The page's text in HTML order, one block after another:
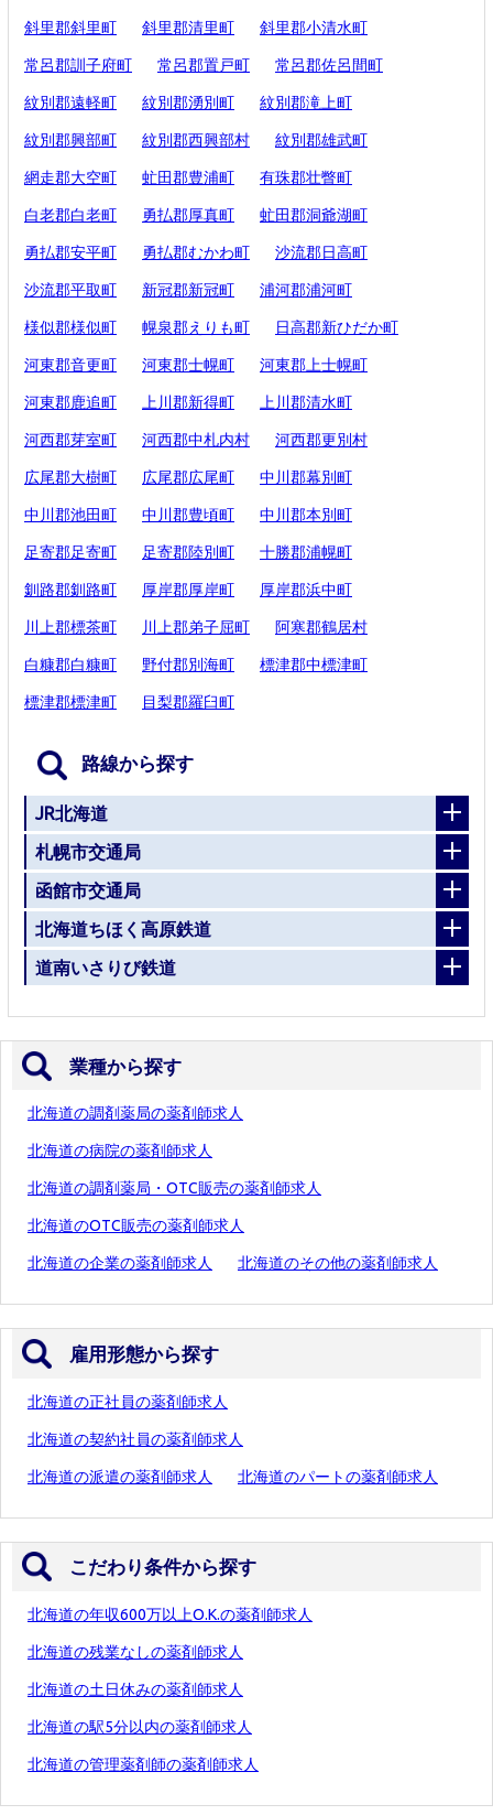
斜里郡斜里町 斜里郡清里町 斜里郡小清水町
常呂郡訓子府町 常呂郡置戸町 常呂郡佐呂間町
紋別郡遠軽町 紋別郡湧別町 紋別郡滝上町
紋別郡興部町 紋別郡西興部村 紋別郡雄武町
網走郡大空町 虻田郡豊浦町 有珠郡壮瞥町
白老郡白老町 勇払郡厚真町 虻田郡洞爺湖町
勇払郡安平町 勇払郡むかわ町 沙流郡日高町
沙流郡平取町 新冠郡新冠町 浦河郡浦河町
様似郡様似町 幌泉郡えりも町 日高郡新ひだか町
河東郡音更町 河東郡士幌町 河東郡上士幌町
河東郡鹿追町 上川郡新得町 上川郡清水町
河西郡芽室町 河西郡中札内村 河西郡更別村
広尾郡大樹町 広尾郡広尾町 中川郡幕別町
中川郡池田町 中川郡豊頃町 中川郡本別町
足寄郡足寄町 足寄郡陸別町 十勝郡浦幌町
釧路郡釧路町 厚岸郡厚岸町 厚岸郡浜中町
川上郡標茶町 川上郡弟子屈町 阿寒郡鶴居村
白糠郡白糠町 野付郡別海町 標津郡中標津町
標津郡標津町 目梨郡羅臼町
路線から探す
JR北海道
札幌市交通局
函館市交通局
北海道ちほく高原鉄道
道南いさりび鉄道
業種から探す
北海道の調剤薬局の薬剤師求人
北海道の病院の薬剤師求人
北海道の調剤薬局・OTC販売の薬剤師求人
北海道のOTC販売の薬剤師求人
北海道の企業の薬剤師求人 北海道のその他の薬剤師求人
雇用形態から探す
北海道の正社員の薬剤師求人
北海道の契約社員の薬剤師求人
北海道の派遣の薬剤師求人 北海道のパートの薬剤師求人
こだわり条件から探す
北海道の年収600万以上O.K.の薬剤師求人
北海道の残業なしの薬剤師求人
北海道の土日休みの薬剤師求人
北海道の駅5分以内の薬剤師求人
北海道の管理薬剤師の薬剤師求人